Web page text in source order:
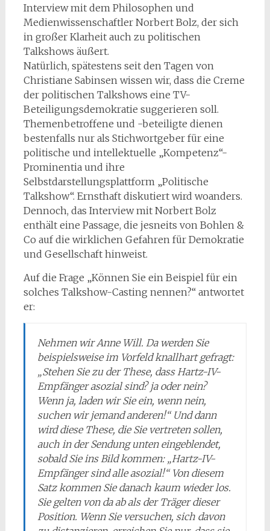
Interview mit dem Philosophen und
Medienwissenschaftler Norbert Bolz, der sich
in großer Klarheit auch zu politischen
Talkshows äußert.
Natürlich, spätestens seit den Tagen von
Christiane Sabinsen wissen wir, dass die Creme
der politischen Talkshows eine TV-
Beteiligungsdemokratie suggerieren soll.
Themenbetroffene und -beteiligte dienen
bestenfalls nur als Stichwortgeber für eine
politische und intellektuelle „Kompetenz“-
Prominentia und ihre
Selbstdarstellungsplattform „Politische
Talkshow“. Ernsthaft diskutiert wird woanders.
Dennoch, das Interview mit Norbert Bolz
enthält eine Passage, die jesneits von Bohlen &
Co auf die wirklichen Gefahren für Demokratie
und Gesellschaft hinweist.
Auf die Frage „Können Sie ein Beispiel für ein
solches Talkshow-Casting nennen?“ antwortet
er:
Nehmen wir Anne Will. Da werden Sie
beispielsweise im Vorfeld knallhart gefragt:
„Stehen Sie zu der These, dass Hartz-IV-
Empfänger asozial sind? ja oder nein?
Wenn ja, laden wir Sie ein, wenn nein,
suchen wir jemand anderen!“ Und dann
wird diese These, die Sie vertreten sollen,
auch in der Sendung unten eingeblendet,
sobald Sie ins Bild kommen: „Hartz-IV-
Empfänger sind alle asozial!“ Von diesem
Satz kommen Sie danach kaum wieder los.
Sie gelten von da ab als der Träger dieser
Position. Wenn Sie versuchen, sich davon